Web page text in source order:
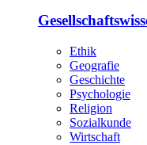
Ethik
Geografie
Geschichte
Psychologie
Religion
Sozialkunde
Wirtschaft